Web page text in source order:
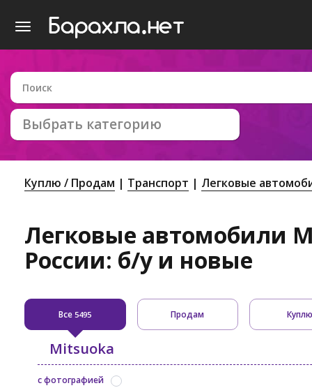
Выбрать категорию
Куплю / Продам Транспорт Легковые
Легковые автомобили
России: б/у и новые
Все5495 Продам
Mitsuoka
с фотографией